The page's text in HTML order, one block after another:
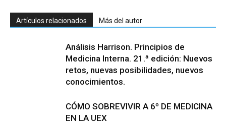
Artículos relacionados Más del autor
Análisis Harrison. Principios de
Medicina Interna. 21.ª edición: Nuevos
retos, nuevas posibilidades, nuevos
conocimientos.
CÓMO SOBREVIVIR A 6º DE MEDICINA
EN LA UEX